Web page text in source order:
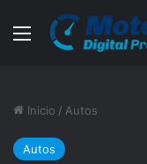
Menú
Inicio / Autos
Autos